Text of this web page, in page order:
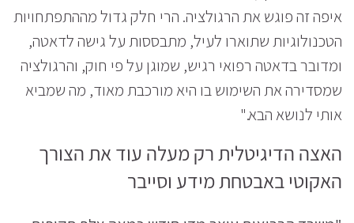
איפה זה פוגש את הרגולציה. הרי חלק גדול מההתפתחויות
הטכנולוגיות שתוארו לעיל, מתבססות על גישה לדאטה,
ומדובר בדאטה רפואי רגיש, שמוגן על פי חוק, והרגולציה
שמסדירה את השימוש בו היא מורכבת מאוד, מה שמביא
אותי לנושא הבא."
האצה הדיגיטלית רק מעלה עוד את הצורך
האקוטי באבטחת מידע וסייבר